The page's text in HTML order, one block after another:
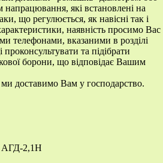
які встановлені на
що регулюється, як навісні так і
наявність просимо Вас
телефонами, вказаними в розділі
та підібрати
борони, що відповідає Вашим
доставимо Вам у господарство.
АГД-2,1Н